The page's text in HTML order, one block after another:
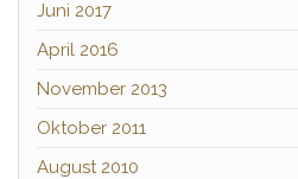
Juni 2017
April 2016
November 2013
Oktober 2011
August 2010